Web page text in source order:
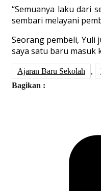
“Semuanya laku dari
sembari melayani
Seorang pembeli, Yuli
saya satu baru masuk
Ajaran Baru Sekolah ,
Bagikan :